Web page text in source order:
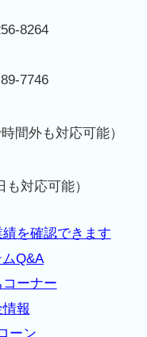
8264
7746
間外も対応可能）
対応可能）
を確認できます
Q&A
ーナー
報
ーン